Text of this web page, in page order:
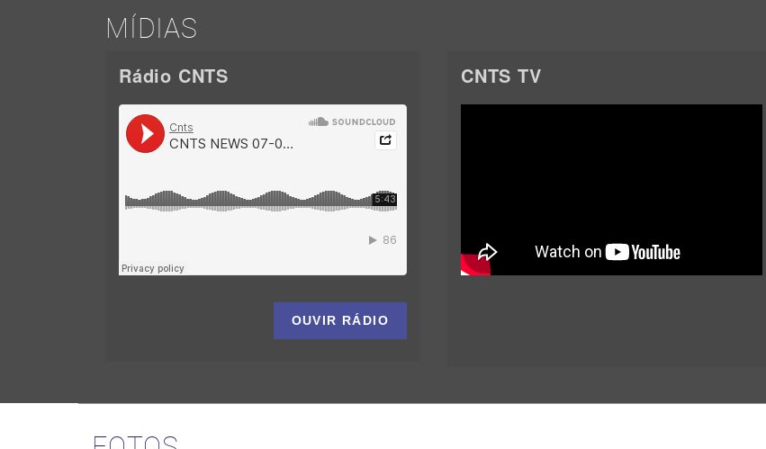
MÍDIAS
Rádio CNTS
OUVIR RÁDIO
CNTS TV